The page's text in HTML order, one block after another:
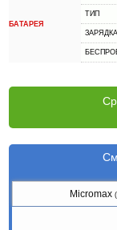
БАТАРЕЯ
ТИП
Micromax